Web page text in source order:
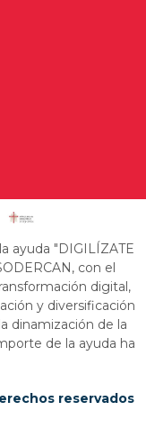
ayuda "DIGILÍZATE
con el
digital,
y diversificación
dinamización de la
de la ayuda ha
reservados